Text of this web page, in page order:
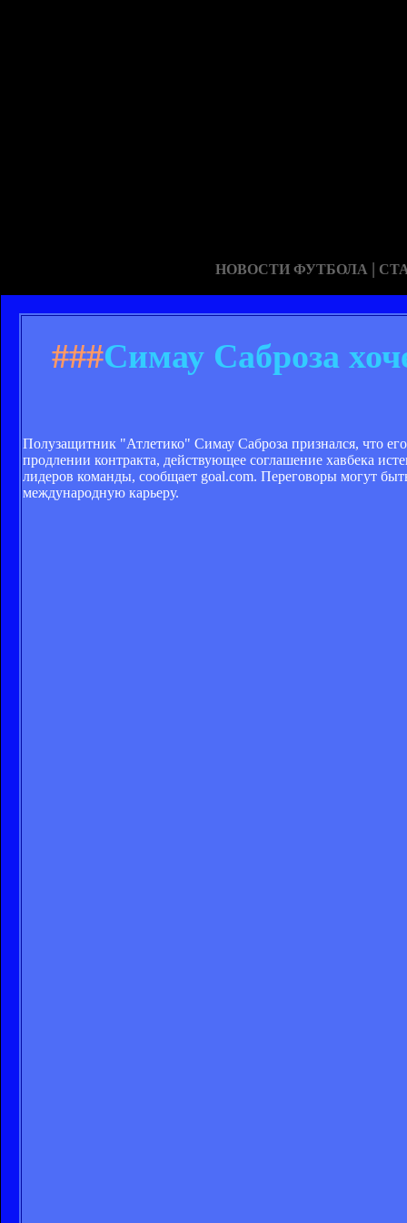
НОВОСТИ ФУТБОЛА |
###Симау Саброза
Полузащитник "Атлетико" Симау Саброза признался, что
продлении контракта, действующее соглашение хавбека
лидеров команды, сообщает goal.com. Переговоры могут
международную карьеру.